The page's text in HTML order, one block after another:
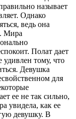
называет
Однако
ведь она
Мира
Полат дает
удивлен тому, что
Девушка
для
ее не так сильно,
увидела, как ее
девушку. В